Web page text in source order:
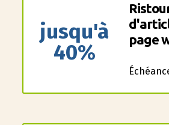
jusqu'à
40%
page